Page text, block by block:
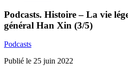
Podcasts. Histoire – La vie
général Han Xin (3/5)
Podcasts
Publié le 25 juin 2022